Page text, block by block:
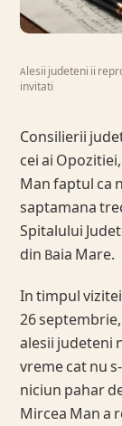
Alesii judeteni ii
invitati
Consilierii
cei ai
Man faptul ca
saptamana
Spitalului
din Baia Mare.
In timpul
26
alesii judeteni
vreme cat nu
niciun pahar
Mircea Man a